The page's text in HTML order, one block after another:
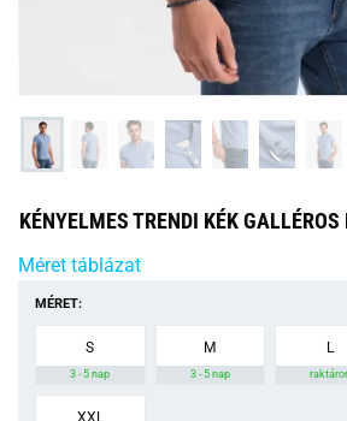
KÉNYELMES TRENDI KÉK
Méret táblázat
MÉRET:
S
3 - 5 nap
M
3 - 5 nap
L
XXL